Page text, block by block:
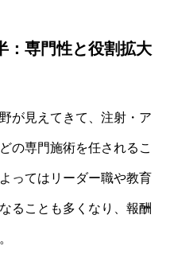
：専門性と役割拡大
が見えてきて、注射・ア
の専門施術を任されるこ
ってはリーダー職や教育
ることも多くなり、報酬